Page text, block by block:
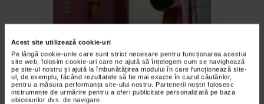
Acest site utilizează cookie-uri
Pe lângă cookie-urile care sunt strict necesare pentru funcționarea acestui
site web, folosim cookie-uri care ne ajută să înțelegem cum se navighează
pe site-ul nostru și ajută la îmbunătățirea modului în care funcționează site-
ul, de exemplu, făcând rezultatele să fie mai exacte în cazul căutărilor,
pentru a măsura performanța site-ului nostru. Partenerii noștri folosesc
instrumente de urmărire pentru a oferi publicitate personalizată pe baza
obiceiurilor dvs. de navigare.
Opere de artă donate de
artiștii MIRCEA ROMAN și
FLORENTINA VOICHI
Muzeului de Artă Constanța